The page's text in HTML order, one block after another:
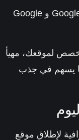
ربط الموقع بـ Google Search Console و Google
مهيأ
في جذب
موقع